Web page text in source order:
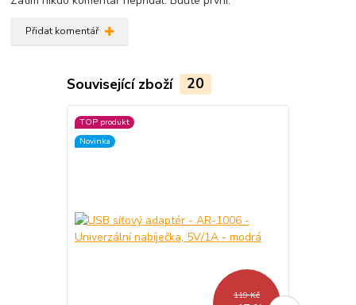
Přidat komentář
Související zboží 20
TOP produkt
Novinka
119 Kč